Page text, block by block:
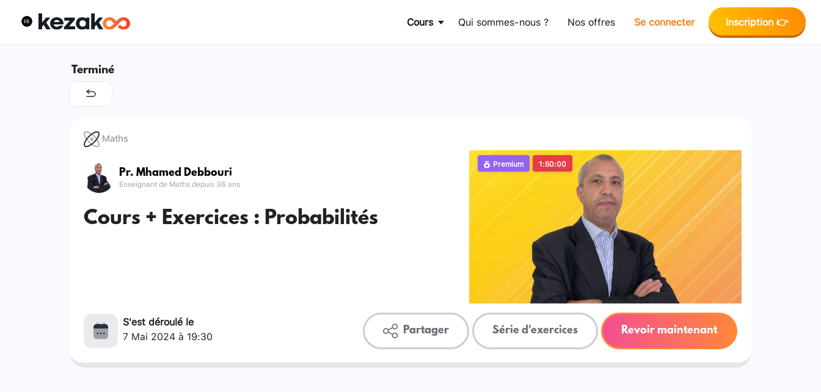
Cours Qui sommes-nous ? Nos offres Se connecter Inscription 👉
Terminé
Maths
Pr. Mhamed Debbouri
Enseignant de Maths depuis 36 ans
Cours + Exercices : Probabilités
Premium 1:50:00
S'est déroulé le
7 Mai 2024 à 19:30
Partager Série d'exercices Revoir maintenant